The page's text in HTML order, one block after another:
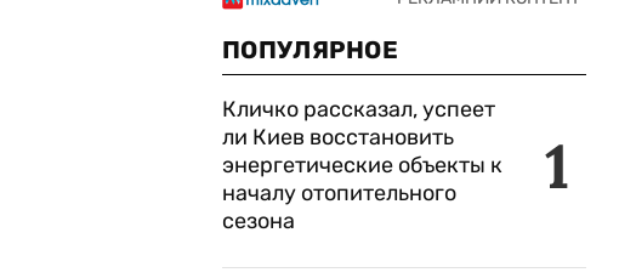
ПОПУЛЯРНОЕ
1
Кличко рассказал, успеет
ли Киев восстановить
энергетические объекты к
началу отопительного
сезона